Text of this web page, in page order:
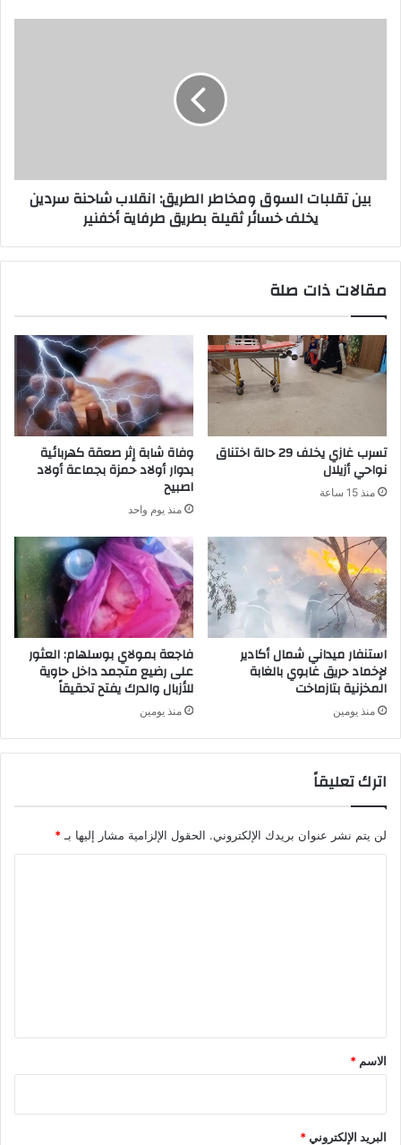
بين تقلبات السوق ومخاطر الطريق: انقلاب شاحنة سردين
يخلف خسائر ثقيلة بطريق طرفاية أخفنير
مقالات ذات صلة
تسرب غازي يخلف 29 حالة اختناق
نواحي أزيلال
منذ 15 ساعة
وفاة شابة إثر صعقة كهربائية
بدوار أولاد حمزة بجماعة أولاد
اصبيح
منذ يوم واحد
استنفار ميداني شمال أكادير
لإخماد حريق غابوي بالغابة
المخزنية بتازماخت
منذ يومين
فاجعة بمولاي بوسلهام: العثور
على رضيع متجمد داخل حاوية
للأزبال والدرك يفتح تحقيقاً
منذ يومين
اترك تعليقاً
لن يتم نشر عنوان بريدك الإلكتروني. الحقول الإلزامية مشار إليها بـ *
*
الاسم *
البريد الإلكتروني*